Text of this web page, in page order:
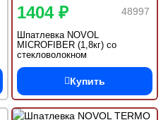
48997
1404 ₽
Шпатлевка NOVOL
MICROFIBER (1,8кг) со
стекловолокном
Купить